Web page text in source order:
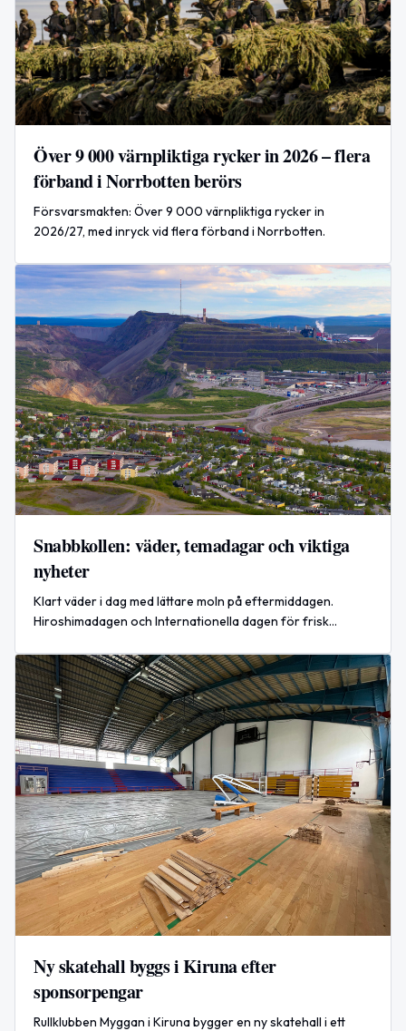
Över 9 000 värnpliktiga rycker in 2026 – flera
förband i Norrbotten berörs
Försvarsmakten: Över 9 000 värnpliktiga rycker in
2026/27, med inryck vid flera förband i Norrbotten.
Snabbkollen: väder, temadagar och viktiga
nyheter
Klart väder i dag med lättare moln på eftermiddagen.
Hiroshimadagen och Internationella dagen för frisk
mot Kyiv.
Ny skatehall byggs i Kiruna efter
sponsorpengar
Rullklubben Myggan i Kiruna bygger en ny skatehall i ett